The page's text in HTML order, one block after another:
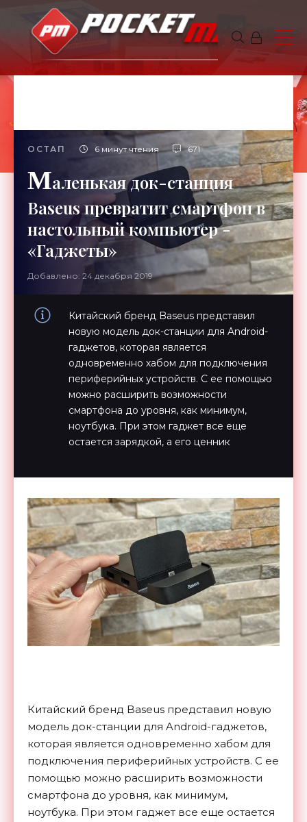
ОСТАП 6 минут чтения 671
Маленькая док-станция
Baseus превратит смартфон в
настольный компьютер -
«Гаджеты»
Добавлено: 24 декабря 2019
Китайский бренд Baseus представил
новую модель док-станции для Android-
гаджетов, которая является
одновременно хабом для подключения
периферийных устройств. С ее помощью
можно расширить возможности
смартфона до уровня, как минимум,
ноутбука. При этом гаджет все еще
остается зарядкой, а его ценник
Китайский бренд Baseus представил новую
модель док-станции для Android-гаджетов,
которая является одновременно хабом для
подключения периферийных устройств. С ее
помощью можно расширить возможности
смартфона до уровня, как минимум,
ноутбука. При этом гаджет все еще остается